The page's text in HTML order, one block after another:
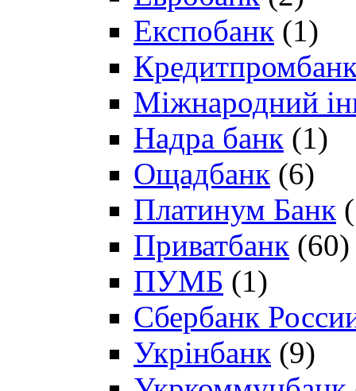
Експобанк (1)
Міжнародний
Надра банк (1)
Ощадбанк (6)
Платинум Банк
Приватбанк (60)
ПУМБ (1)
Сбербанк
Укрінбанк (9)